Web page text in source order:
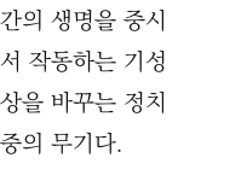
의 생명을 중시
작동하는 기성
을 바꾸는 정치
의 무기다.